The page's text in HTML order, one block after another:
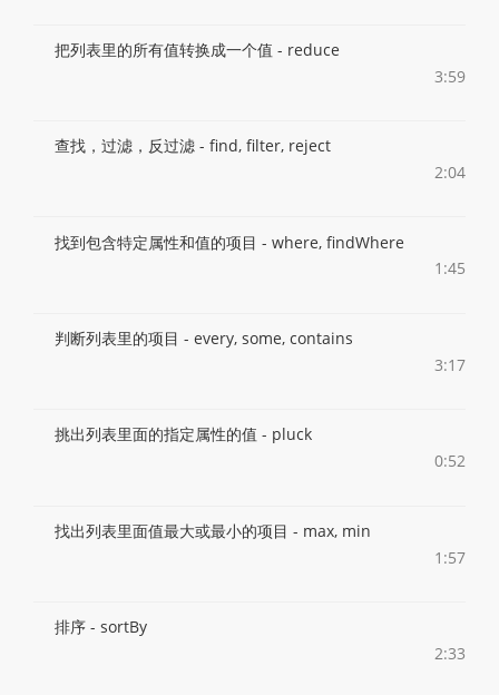
把列表里的所有值转换成一个值 - reduce
3:59
查找，过滤，反过滤 - find, filter, reject
2:04
找到包含特定属性和值的项目 - where, findWhere
1:45
判断列表里的项目 - every, some, contains
3:17
挑出列表里面的指定属性的值 - pluck
0:52
找出列表里面值最大或最小的项目 - max, min
1:57
排序 - sortBy
2:33